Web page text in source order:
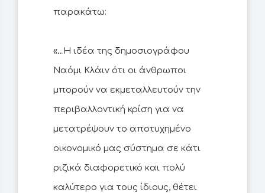
παρακάτω:
«…Η ιδέα της δημοσιογράφου
Ναόμι Κλάιν ότι οι άνθρωποι
μπορούν να εκμεταλλευτούν την
περιβαλλοντική κρίση για να
μετατρέψουν το αποτυχημένο
οικονομικό μας σύστημα σε κάτι
ριζικά διαφορετικό και πολύ
καλύτερο για τους ίδιους, θέτει